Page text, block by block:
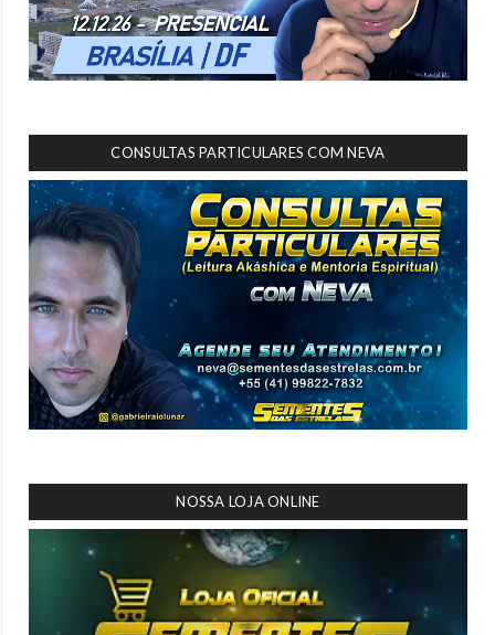
CONSULTAS PARTICULARES COM NEVA
NOSSA LOJA ONLINE